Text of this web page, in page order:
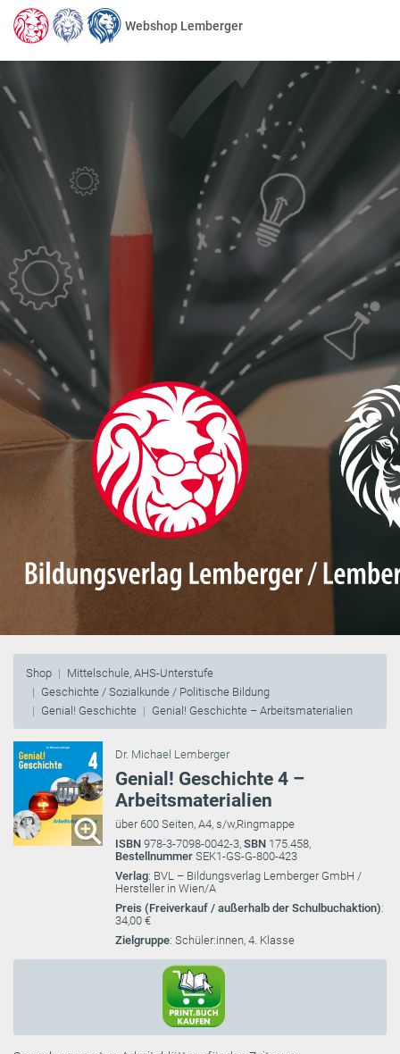
Webshop Lemberger
Shop
Mittelschule, AHS-Unterstufe
Geschichte / Sozialkunde / Politische Bildung
Genial! Geschichte
Genial! Geschichte – Arbeitsmaterialien
Dr. Michael Lemberger
Genial! Geschichte 4 –
Arbeitsmaterialien
über 600 Seiten, A4, s/w,Ringmappe
ISBN 978-3-7098-0042-3, SBN 175.458,
Bestellnummer SEK1-GS-G-800-423
Verlag: BVL – Bildungsverlag Lemberger GmbH /
Hersteller in Wien/A
Preis (Freiverkauf / außerhalb der Schulbuchaktion):
34,00 €
Zielgruppe: Schüler:innen, 4. Klasse